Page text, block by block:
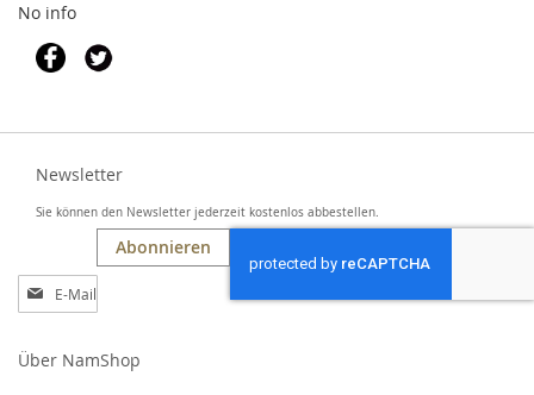
No info
Newsletter
Sie können den Newsletter jederzeit kostenlos abbestellen.
Anmeldung
zum
Abonnieren
Über NamShop